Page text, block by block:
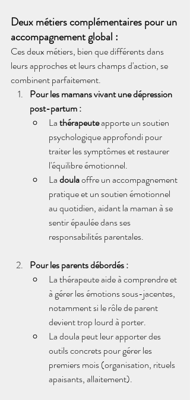
Deux métiers complémentaires pour un
accompagnement global :
Ces deux métiers, bien que différents dans
leurs approches et leurs champs d'action, se
combinent parfaitement.
Pour les mamans vivant une dépression
post-partum :
La thérapeute apporte un soutien
psychologique approfondi pour
traiter les symptômes et restaurer
l'équilibre émotionnel.
La doula offre un accompagnement
pratique et un soutien émotionnel
au quotidien, aidant la maman à se
sentir épaulée dans ses
responsabilités parentales.
Pour les parents débordés :
La thérapeute aide à comprendre et
à gérer les émotions sous-jacentes,
notamment si le rôle de parent
devient trop lourd à porter.
La doula peut leur apporter des
outils concrets pour gérer les
premiers mois (organisation, rituels
apaisants, allaitement).